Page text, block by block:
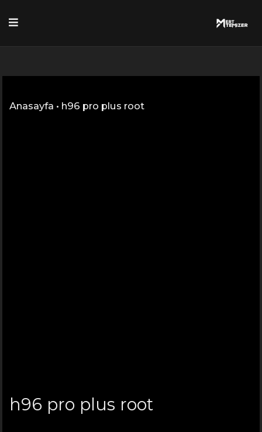
Anasayfa • h96 pro plus root
h96 pro plus root